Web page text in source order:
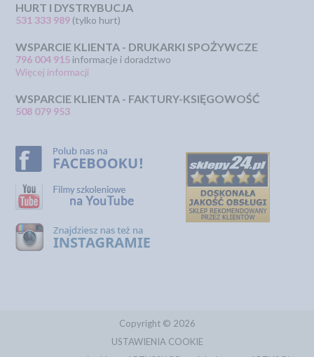
HURT I DYSTRYBUCJA
531 333 989 (tylko hurt)
WSPARCIE KLIENTA - DRUKARKI SPOŻYWCZE
796 004 915 informacje i doradztwo
Więcej informacji
WSPARCIE KLIENTA - FAKTURY-KSIĘGOWOŚĆ
508 079 953
Copyright © 2026
USTAWIENIA COOKIE